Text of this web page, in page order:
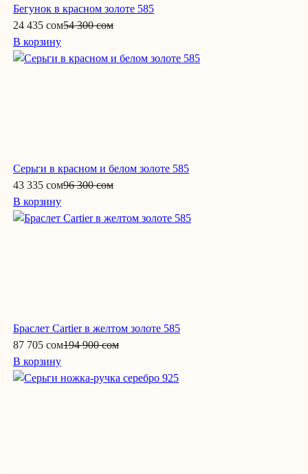
Бегунок в красном золоте 585
24 435 сом54 300 сом
В корзину
Серьги в красном и белом золоте 585
43 335 сом96 300 сом
В корзину
Браслет Cartier в желтом золоте 585
87 705 сом194 900 сом
В корзину